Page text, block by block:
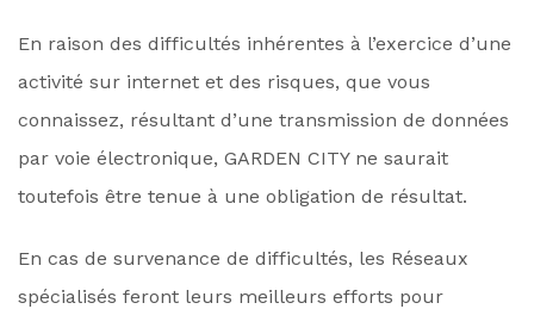
En raison des difficultés inhérentes à l’exercice d’une
activité sur internet et des risques, que vous
connaissez, résultant d’une transmission de données
par voie électronique, GARDEN CITY ne saurait
toutefois être tenue à une obligation de résultat.
En cas de survenance de difficultés, les Réseaux
spécialisés feront leurs meilleurs efforts pour